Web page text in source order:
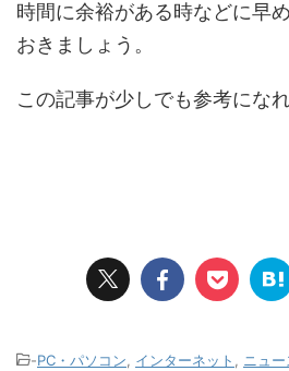
時間に余裕がある時などに早
おきましょう。
この記事が少しでも参考にな
-PC・パソコン インターネット ニュー